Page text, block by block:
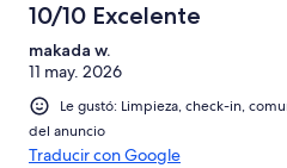
10/10 Excelente
makada w.
11 may. 2026
Le gustó: Limpieza, check-in,
del anuncio
Traducir con Google